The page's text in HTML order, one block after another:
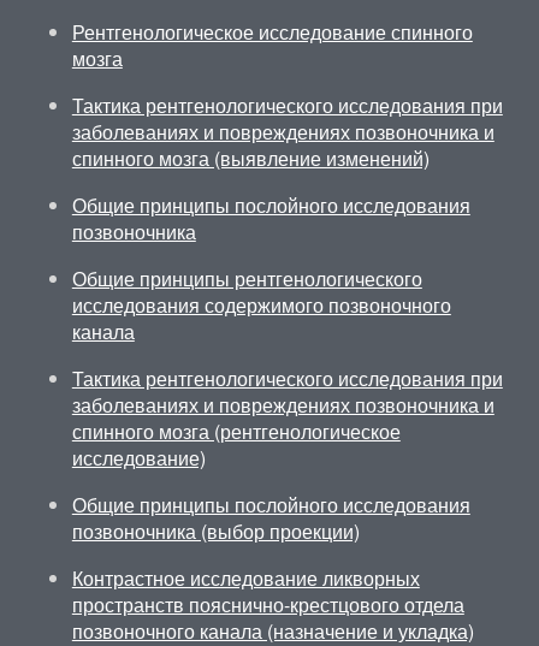
Рентгенологическое исследование спинного
мозга
Тактика рентгенологического исследования при
заболеваниях и повреждениях позвоночника и
спинного мозга (выявление изменений)
Общие принципы послойного исследования
позвоночника
Общие принципы рентгенологического
исследования содержимого позвоночного
канала
Тактика рентгенологического исследования при
заболеваниях и повреждениях позвоночника и
спинного мозга (рентгенологическое
исследование)
Общие принципы послойного исследования
позвоночника (выбор проекции)
Контрастное исследование ликворных
пространств пояснично-крестцового отдела
позвоночного канала (назначение и укладка)